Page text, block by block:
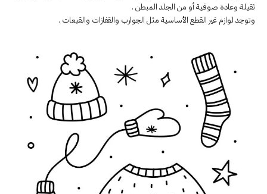
ثقيلة وعادة صوفية أو من الجلد المبطن .
وتوجد لوازم غير القطع الأساسية مثل الجوارب والقفازات والقبعات .